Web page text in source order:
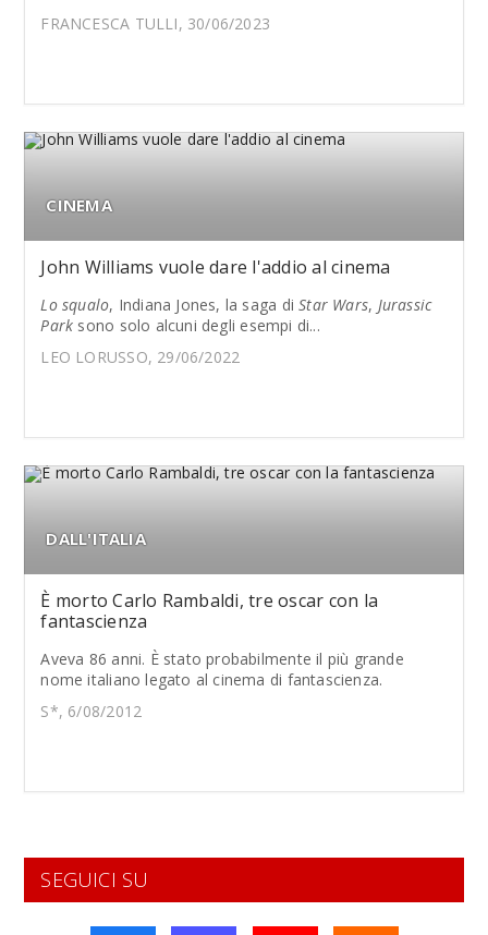
FRANCESCA TULLI, 30/06/2023
CINEMA
John Williams vuole dare l'addio al cinema
Lo squalo, Indiana Jones, la saga diStar Wars, Jurassic
Park sono solo alcuni degli esempi di...
LEO LORUSSO, 29/06/2022
DALL'ITALIA
È morto Carlo Rambaldi, tre oscar con la
fantascienza
Aveva 86 anni. È stato probabilmente il più grande
nome italiano legato al cinema di fantascienza.
S*, 6/08/2012
SEGUICI SU